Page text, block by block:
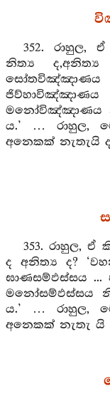
352. රාහුල,
නිත්‍ය
මනෝවිඤ්ඤාණය
ය.’ … රාහුල,
අනෙකක් නැතැයි
353. රාහුල,
ද අනිත්‍ය ද?
ඝාණසම්ඵස්සය ...
මනෝසම්ඵස්සය
ය.’ … රාහුල,
අනෙකක් නැතැ යි